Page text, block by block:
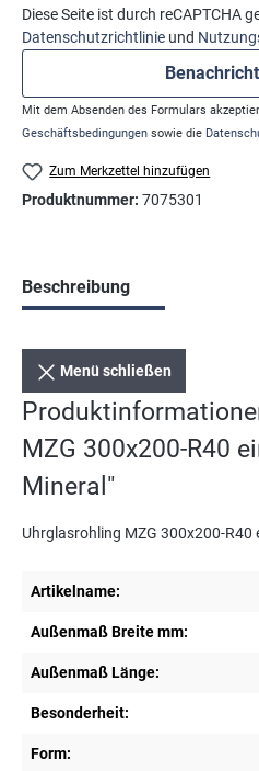
Diese Seite ist durch reCAPTCHA
Datenschutzrichtlinie und
Mit dem Absenden des Formulars
Geschäftsbedingungen sowie die
Zum Merkzettel hinzufügen
Produktnummer: 7075301
Beschreibung
Menü schließen
MZG 300x200-R40
Mineral"
Uhrglasrohling MZG 300x200-R40
Artikelname:
Außenmaß Breite mm:
Außenmaß Länge:
Besonderheit:
Form: